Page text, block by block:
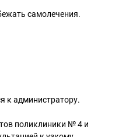
самолечения.
к администратору.
поликлиники № 4 и